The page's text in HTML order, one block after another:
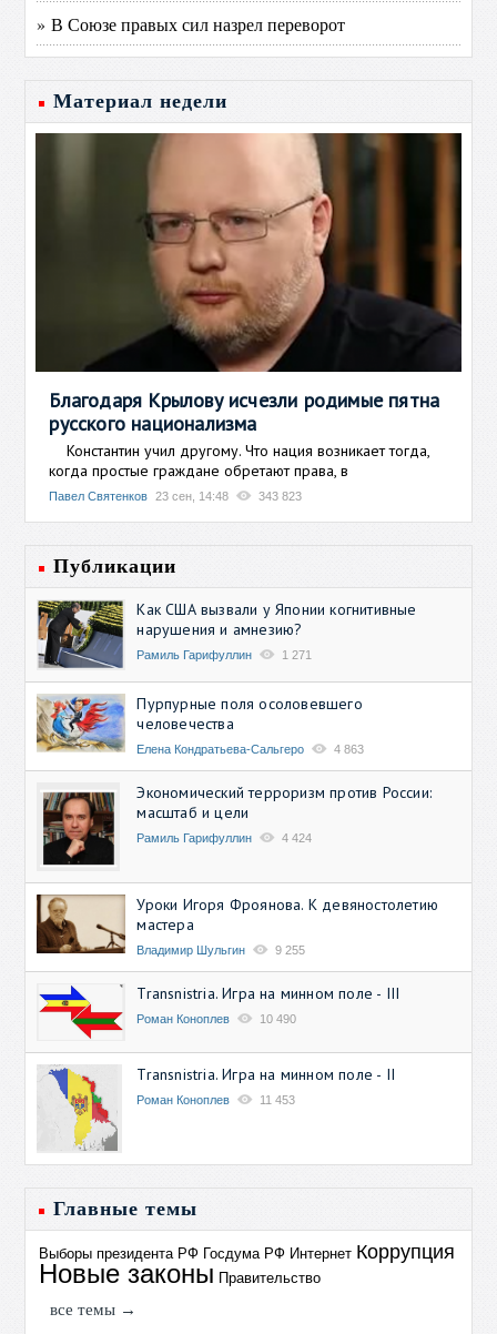
» В Союзе правых сил назрел переворот
Материал недели
Благодаря Крылову исчезли родимые пятна
русского национализма
Константин учил другому. Что нация возникает тогда,
когда простые граждане обретают права, в
Павел Святенков 23 сен, 14:48 343 823
Публикации
Как США вызвали у Японии когнитивные
нарушения и амнезию?
Рамиль Гарифуллин 1 271
Пурпурные поля осоловевшего
человечества
Елена Кондратьева-Сальгеро 4 863
Экономический терроризм против России:
масштаб и цели
Рамиль Гарифуллин 4 424
Уроки Игоря Фроянова. К девяностолетию
мастера
Владимир Шульгин 9 255
Transnistria. Игра на минном поле - III
Роман Коноплев 10 490
Transnistria. Игра на минном поле - II
Роман Коноплев 11 453
Главные темы
Выборы президента РФ Госдума РФ Интернет Коррупция
Новые законы Правительство
все темы →